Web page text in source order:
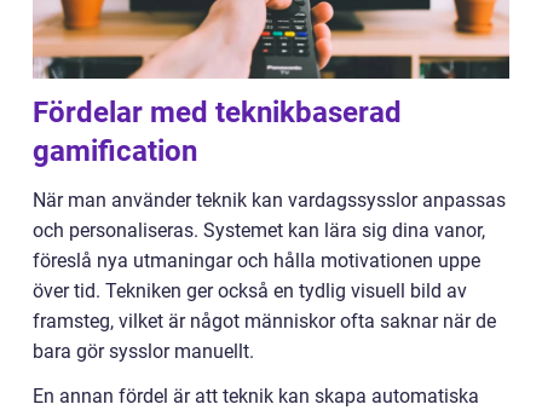
Fördelar med teknikbaserad
gamification
När man använder teknik kan vardagssysslor anpassas
och personaliseras. Systemet kan lära sig dina vanor,
föreslå nya utmaningar och hålla motivationen uppe
över tid. Tekniken ger också en tydlig visuell bild av
framsteg, vilket är något människor ofta saknar när de
bara gör sysslor manuellt.
En annan fördel är att teknik kan skapa automatiska